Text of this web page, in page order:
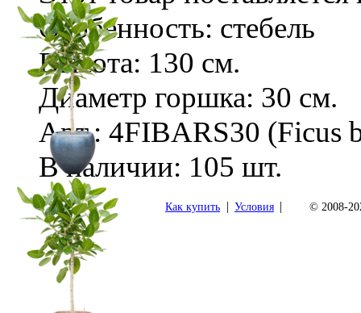
Особенность: стебель
Высота: 130 см.
Диаметр горшка: 30 см.
Арт.: 4FIBARS30 (Ficus
В наличии: 105 шт.
Как купить | Условия | © 2008-